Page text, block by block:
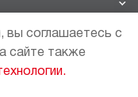
вы соглашаетесь с
сайте также